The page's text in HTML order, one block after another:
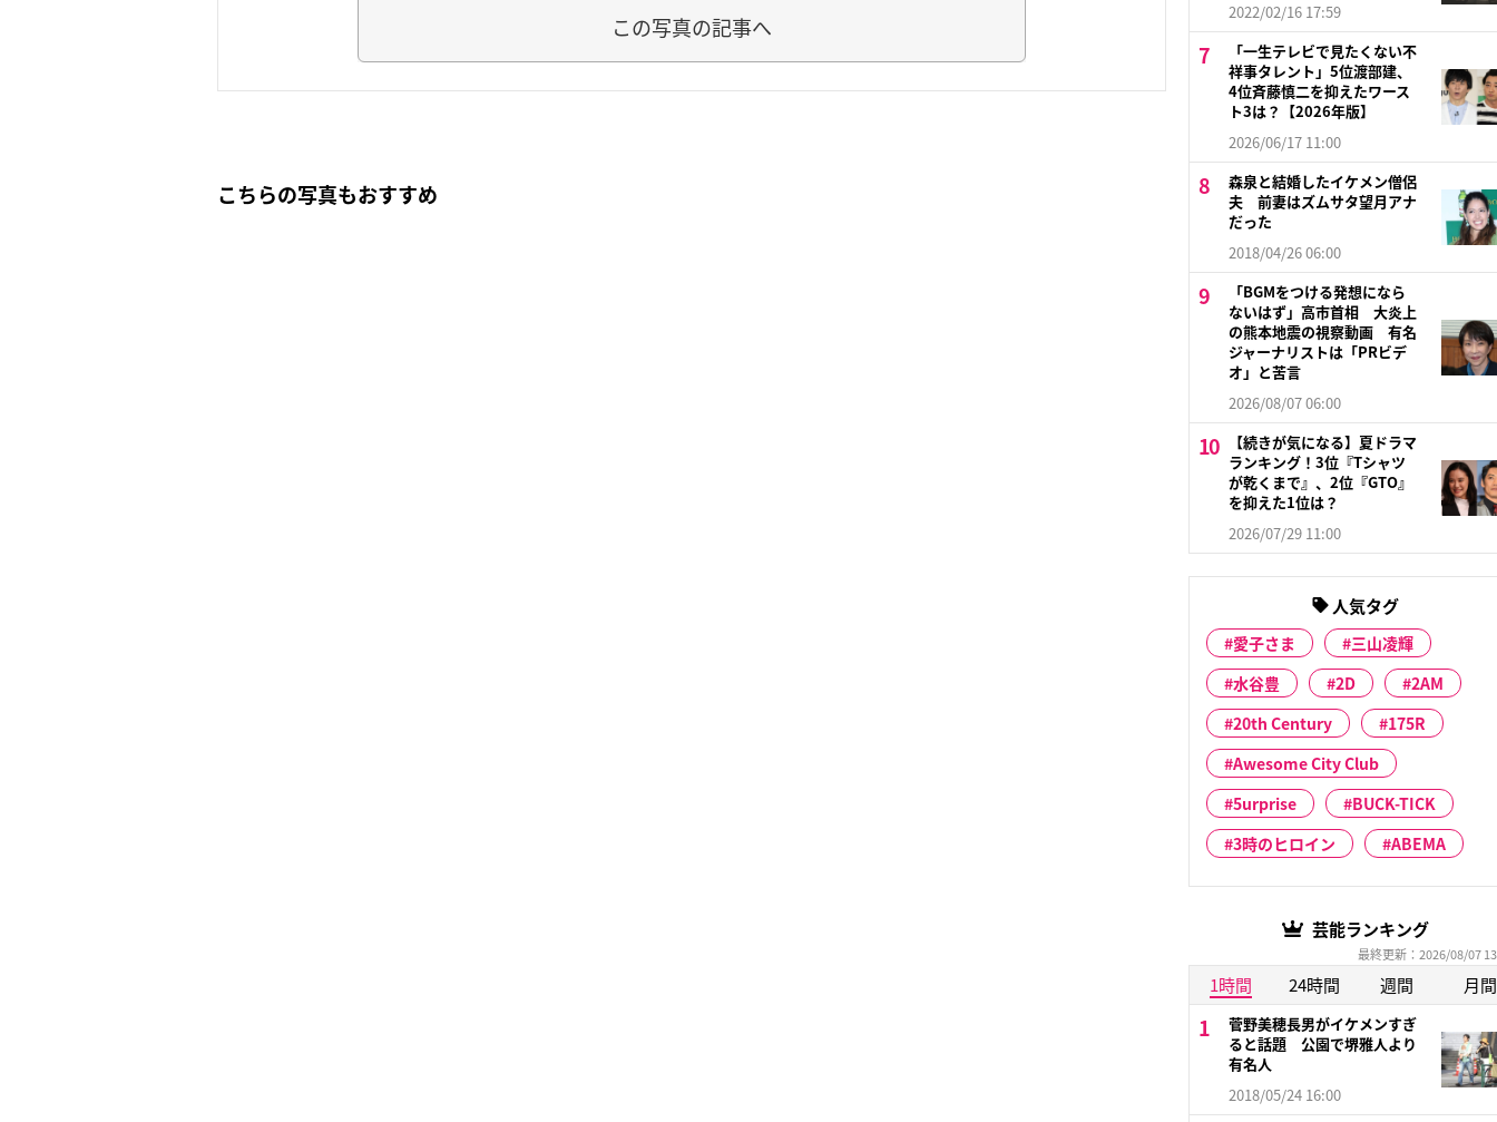
この写真の記事へ
こちらの写真もおすすめ
2022/02/16 17:59
「一生テレビで見たくない不
祥事タレント」5位渡部建、
4位斉藤慎二を抑えたワース
ト3は？【2026年版】
2026/06/17 11:00
森泉と結婚したイケメン僧侶
夫 前妻はズムサタ望月アナ
だった
2018/04/26 06:00
「BGMをつける発想になら
ないはず」高市首相 大炎上
の熊本地震の視察動画 有名
ジャーナリストは「PRビデ
オ」と苦言
2026/08/07 06:00
【続きが気になる】夏ドラマ
ランキング！3位『Tシャツ
が乾くまで』、2位『GTO』
を抑えた1位は？
2026/07/29 11:00
人気タグ
愛子さま
三山凌輝
水谷豊
2D
2AM
20th Century
175R
Awesome City Club
5urprise
BUCK-TICK
3時のヒロイン
ABEMA
芸能ランキング
最終更新：2026/08/07
1時間 24時間 週間 月間
菅野美穂長男がイケメンすぎ
ると話題 公園で堺雅人より
有名人
2018/05/24 16:00